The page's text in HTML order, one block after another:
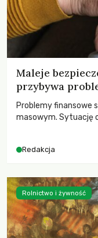
Maleje
przybywa
Problemy finansowe
masowym. Sytuację
Redakcja
Rolnictwo i żywność